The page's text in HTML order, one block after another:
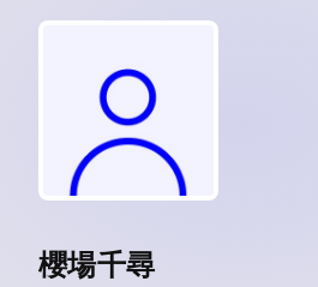
櫻場千尋